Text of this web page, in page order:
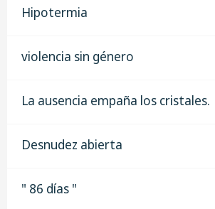
Hipotermia
violencia sin género
La ausencia empaña los cristales.
Desnudez abierta
" 86 días "